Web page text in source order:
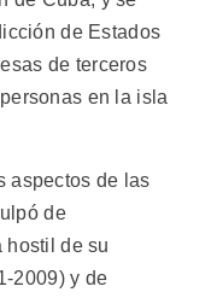
de Estados
de terceros
en la isla
aspectos de las
de
hostil de su
2009) y de